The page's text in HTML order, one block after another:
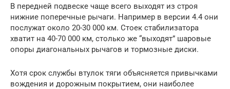
В передней подвеске чаще всего выходят из строя
нижние поперечные рычаги. Например в версии 4.4 они
послужат около 20-30 000 км. Стоек стабилизатора
хватит на 40-70 000 км, столько же “выходят” шаровые
опоры диагональных рычагов и тормозные диски.
Хотя срок службы втулок тяги объясняется привычками
вождения и дорожным покрытием, они наиболее